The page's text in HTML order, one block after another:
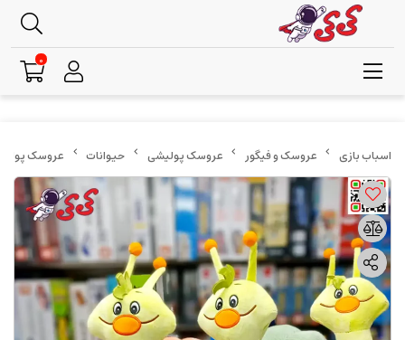
عروسک و فیگور عروسک پولیشی حیوانات عروسک
0